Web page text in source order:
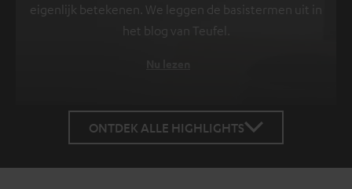
eigenlijk betekenen. We leggen de basistermen uit in
het blog van Teufel.
ONTDEK ALLE HIGHLIGHTS